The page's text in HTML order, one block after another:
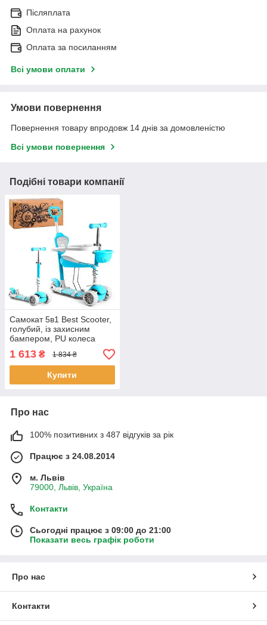
Післяплата
Оплата на рахунок
Оплата за посиланням
Всі умови оплати
Умови повернення
Повернення товару впродовж 14 днів за домовленістю
Всі умови повернення
Подібні товари компанії
Самокат 5в1 Best Scooter,
голубий, із захисним
бампером, PU колеса
120х50мм зі світлом, в
кор. (B-3047)
1 613 ₴ 1 834 ₴
Купити
Про нас
100% позитивних з 487 відгуків за рік
Працює з 24.08.2014
м. Львів
79000, Львів, Україна
Контакти
Сьогодні працює з 09:00 до 21:00
Показати весь графік роботи
Про нас
Контакти